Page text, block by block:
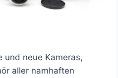
und neue Kameras,
aller namhaften